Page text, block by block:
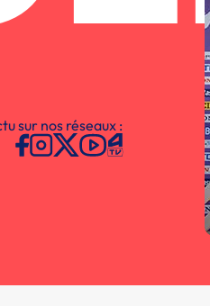
sur nos réseaux :